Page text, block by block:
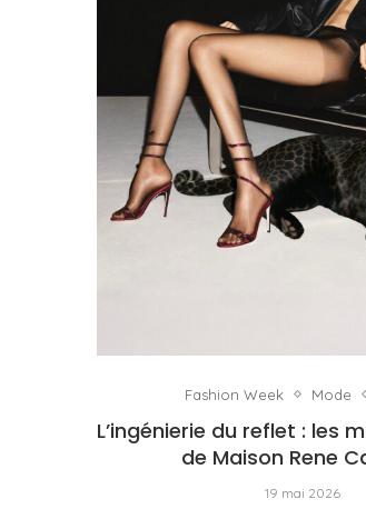
Fashion Week Mode
L’ingénierie du reflet : les
de Maison Rene
19 mai 2026